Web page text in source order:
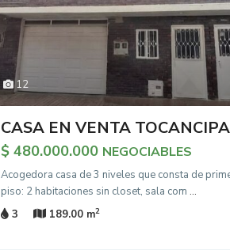
12
CASA EN VENTA TOCANCIPA
$ 480.000.000 NEGOCIABLES
Acogedora casa de 3 niveles que consta de
piso: 2 habitaciones sin closet, sala com ...
3
189.00 m2